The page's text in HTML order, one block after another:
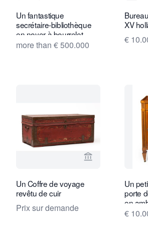
Un fantastique
secrétaire-bibliothèque
en noyer à bourrelet
néerlandais avec des
more than € 500.000
XV
€
Voir la page
Un Coffre de voyage
revêtu de cuir
Prix sur demande
Un
porte
en
€